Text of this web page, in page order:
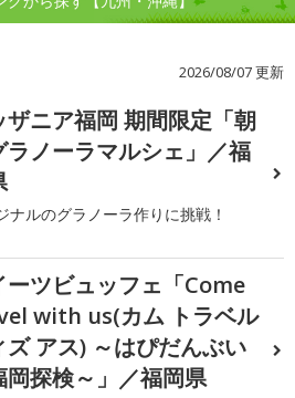
2026/08/07 更新
ザニア福岡 期間限定「朝
ラノーラマルシェ」／福
ナルのグラノーラ作りに挑戦！
ーツビュッフェ「Come
with us(カム トラベル
ズ アス) ～はぴだんぶい
岡探検～」／福岡県